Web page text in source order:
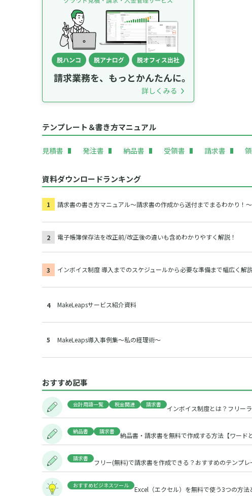
テンプレート＆書き方マニュアル
見積書 発注書 納品書 受領書 請求書
資料ダウンロードランキング
請求書の書き方マニュアル～請求書の作成から送付までまるわかり！～
電子帳簿保存法を改正前/改正後の違いも含めわかりやすく解説！
インボイス制度 導入までのスケジュールから必要な準備まで幅広く解説
MakeLeapsサービス紹介資料
MakeLeaps導入事例集～私の経理術～
おすすめ記事
会計用語一覧 税金関連 請求書 インボイス制度とは？フリー
納品書 請求書 納品書・請求書を無料で作成する方法【ワード
請求書 フリー(無料)で請求書を作成できる？おすすめのテンプレ
おすすめビジネスツール Excel（エクセル）を無料で使う3つの方